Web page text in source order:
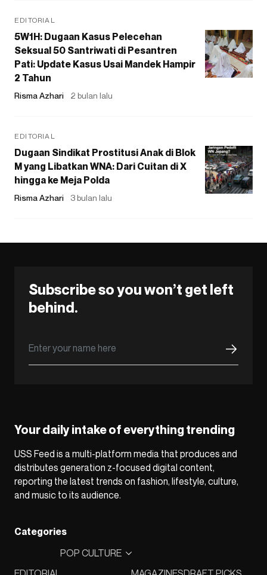
EDITORIAL
5W1H: Dugaan Kasus Pelecehan
Seksual 50 Santriwati di Pesantren
Pati: Update Kasus Usai Mandek Hampir
2 Tahun
Risma Azhari 2 bulan lalu
EDITORIAL
Dugaan Sindikat Prostitusi Anak di Blok
M yang Libatkan WNA: Dari Cuitan di X
hingga ke Meja Polda
Risma Azhari 3 bulan lalu
Subscribe so you won’t get left
behind.
Your daily intake of everything trending
USS Feed is a multi-platform media that produces and
distributes generation z-focused digital content,
reporting the latest trends on fashion, lifestyle, culture,
and music to its audience.
Categories
POP CULTURE